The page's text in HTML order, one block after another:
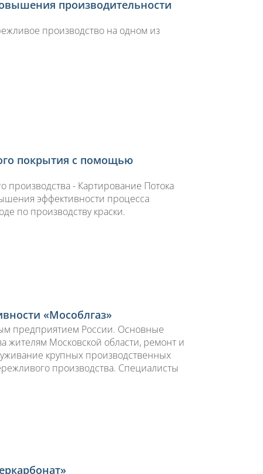
производительности
производство на одном из
покрытия с помощью
- Картирование Потока
эффективности процесса
по производству краски.
«Мособлгаз»
предприятием России. Основные
жителям Московской области, ремонт и
крупных производственных
производства. Специалисты